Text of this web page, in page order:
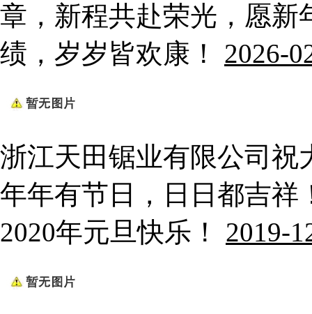
章，新程共赴荣光，愿新
绩，岁岁皆欢康！
2026-
浙江天田锯业有限公司祝
年年有节日，日日都吉祥
2020年元旦快乐！
2019-